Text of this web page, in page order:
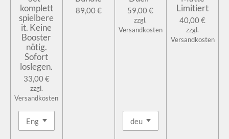
komplett
spielbere
it. Keine
Booster
nötig.
Sofort
loslegen.
33,00 €
zzgl.
Versandkosten
89,00 € 59,00 €
zzgl.
Versandkosten
Limitiert
40,00 €
zzgl.
Versandkosten